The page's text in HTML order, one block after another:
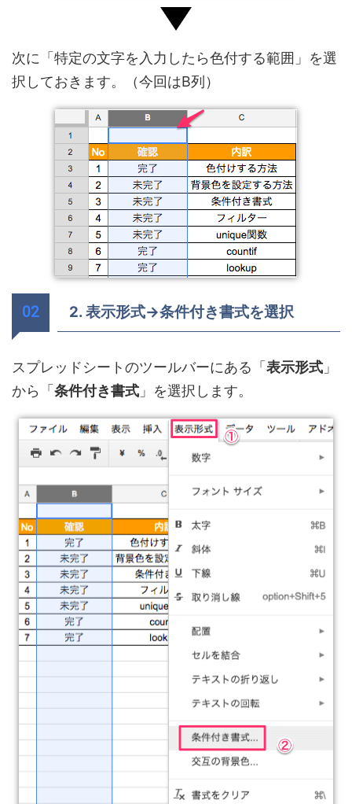
次に「特定の文字を入力したら色付する範囲」を選
択しておきます。（今回はB列）
2. 表示形式→条件付き書式を選択
スプレッドシートのツールバーにある「 表示形式 」
から「 条件付き書式 」を選択します。